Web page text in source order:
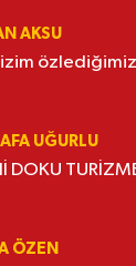
AKSU
UĞURLU
DOKU
ÖZEN